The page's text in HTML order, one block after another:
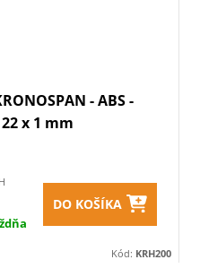
- ABS -
22 x 1 mm
DO KOŠÍKA
Kód: KRH200